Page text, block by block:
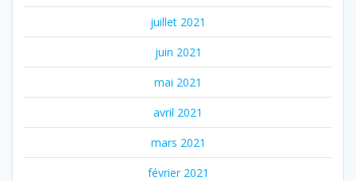
juillet 2021
juin 2021
mai 2021
avril 2021
mars 2021
février 2021